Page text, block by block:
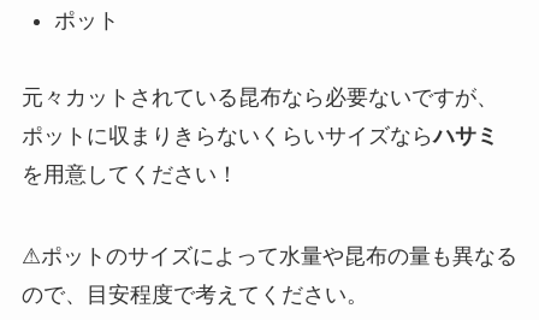
ポット
元々カットされている昆布なら必要ないですが、
ポットに収まりきらないくらいサイズならハサミ
を用意してください！
⚠︎ポットのサイズによって水量や昆布の量も異なる
ので、目安程度で考えてください。